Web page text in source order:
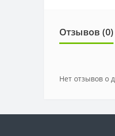
Отзывов (0)
Нет отзывов о